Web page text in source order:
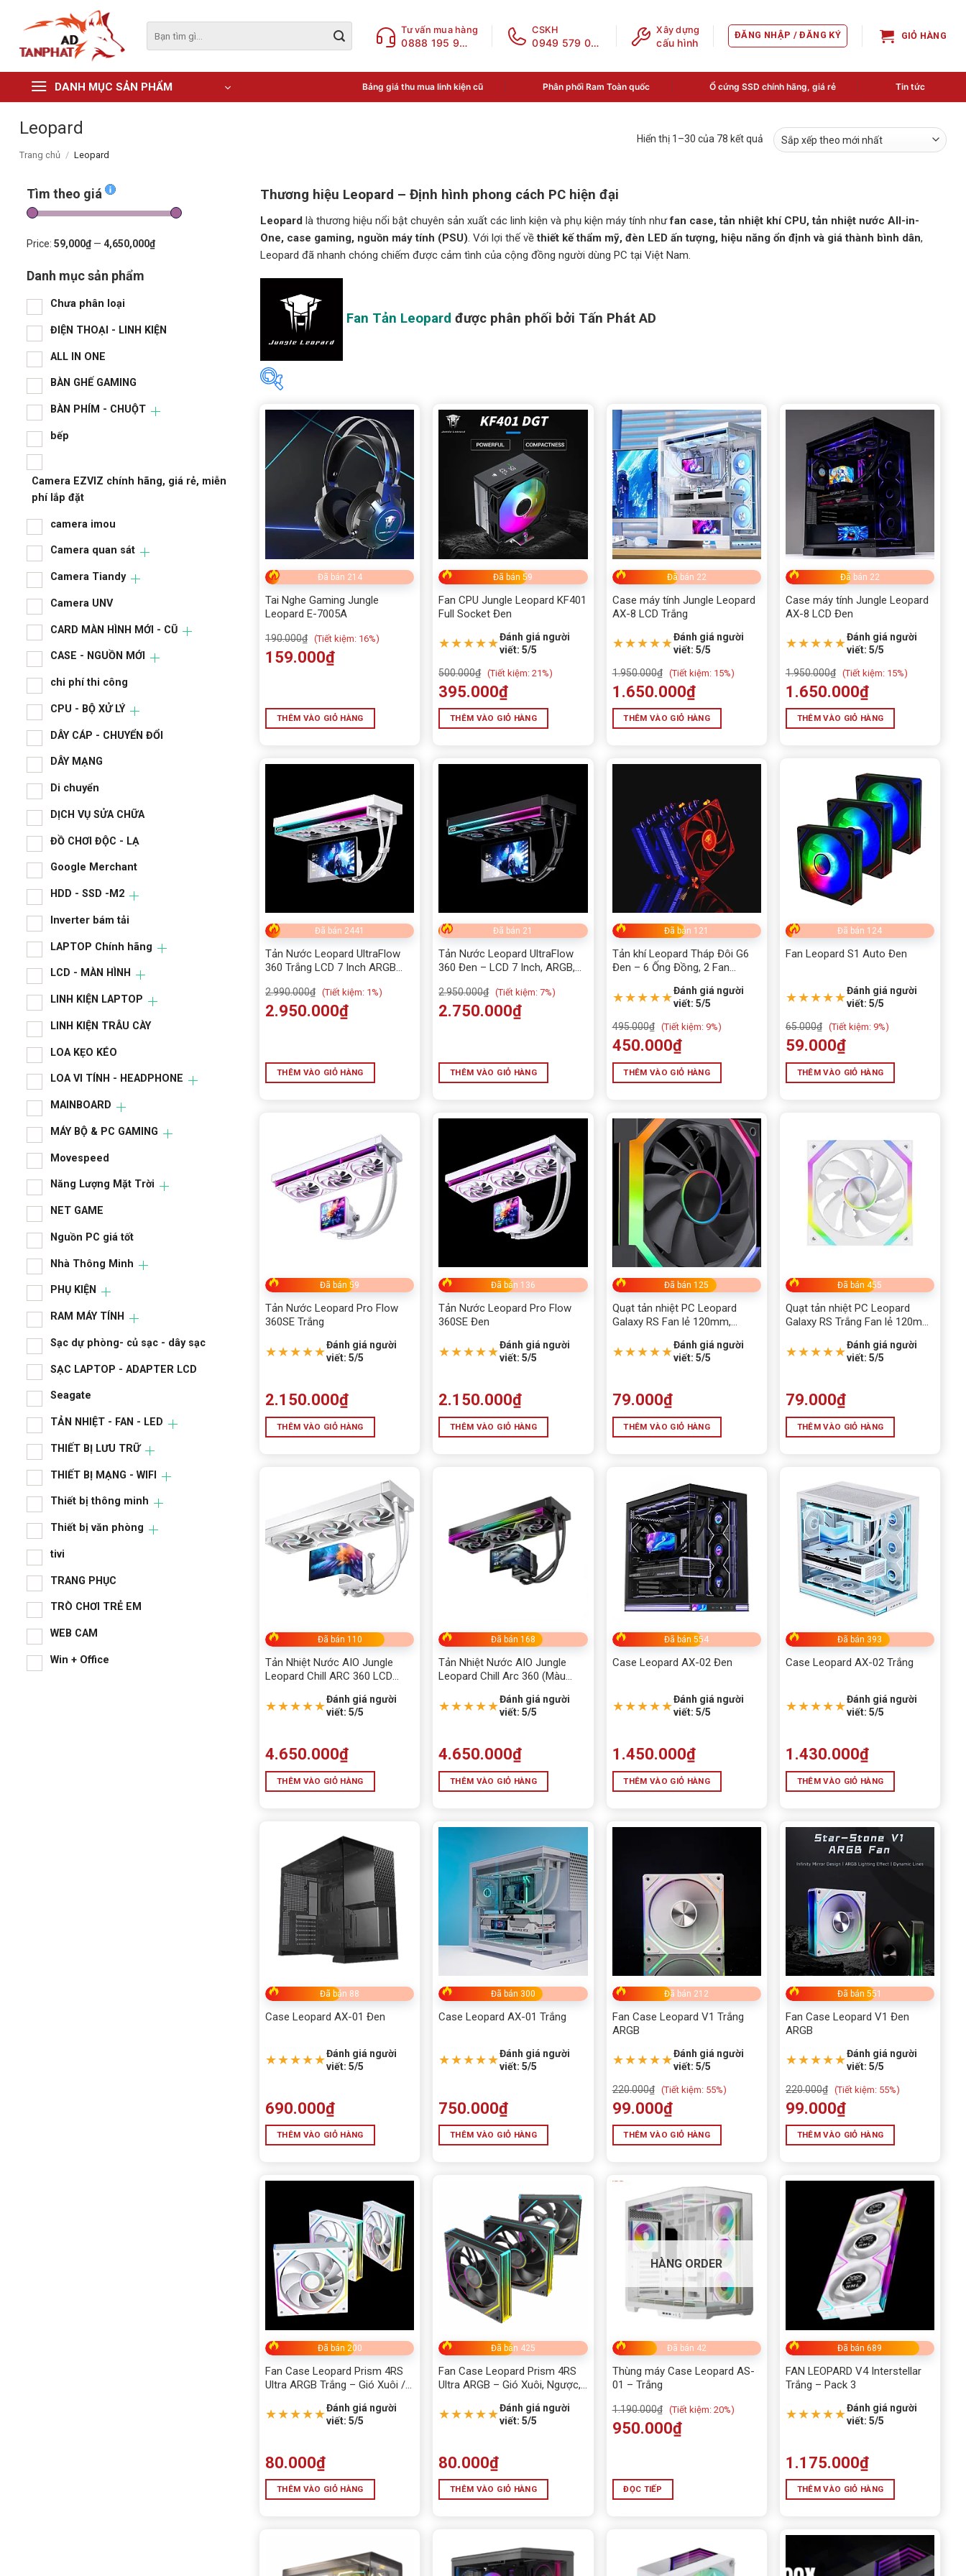
content
kiếm:
Tư vấn mua hàng
0888 195 969
CSKH
0949 579 078
Xây dựng
cấu hình
ĐĂNG NHẬP / ĐĂNG KÝ GIỎ HÀNG
DANH MỤC SẢN PHẨM Bảng giá thu mua linh kiện cũ Phân phối Ram Toàn quốc Ổ cứng SSD chính hãng, giá rẻ Tin tức
Leopard
Trang chủ / Leopard
Hiển thị 1–30 của 78 kết quảĐã
sắp
nhất
Tìm theo giá
Price: 59,000₫ — 4,650,000₫
Danh mục sản phẩm
Chưa phân loại
ĐIỆN THOẠI - LINH KIỆN
ALL IN ONE
BÀN GHẾ GAMING
BÀN PHÍM - CHUỘT
bếp
Camera EZVIZ chính hãng, giá rẻ, miễn
phí lắp đặt
camera imou
Camera quan sát
Camera Tiandy
Camera UNV
CARD MÀN HÌNH MỚI - CŨ
CASE - NGUỒN MỚI
chi phí thi công
CPU - BỘ XỬ LÝ
DÂY CÁP - CHUYỂN ĐỔI
DÂY MẠNG
Di chuyển
DỊCH VỤ SỬA CHỮA
ĐỒ CHƠI ĐỘC - LẠ
Google Merchant
HDD - SSD -M2
Inverter bám tải
LAPTOP Chính hãng
LCD - MÀN HÌNH
LINH KIỆN LAPTOP
LINH KIỆN TRÂU CÀY
LOA KẸO KÉO
LOA VI TÍNH - HEADPHONE
MAINBOARD
MÁY BỘ & PC GAMING
Movespeed
Năng Lượng Mặt Trời
NET GAME
Nguồn PC giá tốt
Nhà Thông Minh
PHỤ KIỆN
RAM MÁY TÍNH
Sạc dự phòng- củ sạc - dây sạc
SẠC LAPTOP - ADAPTER LCD
Seagate
TẢN NHIỆT - FAN - LED
THIẾT BỊ LƯU TRỮ
THIẾT BỊ MẠNG - WIFI
Thiết bị thông minh
Thiết bị văn phòng
tivi
TRANG PHỤC
TRÒ CHƠI TRẺ EM
WEB CAM
Win + Office
Thương hiệu Leopard – Định hình phong cách PC hiện đại
Leopard là thương hiệu nổi bật chuyên sản xuất các linh kiện và phụ kiện máy tính nhưfan case, tản nhiệt khí CPU, tản nhiệt nước All-in-
One, case gaming, nguồn máy tính (PSU). Với lợi thế vềthiết kế thẩm mỹ, đèn LED ấn tượng, hiệu năng ổn định và giá thành bình dân,
Leopard đã nhanh chóng chiếm được cảm tình của cộng đồng người dùng PC tại Việt Nam.
Fan Tản Leopard được phân phối bởi Tấn Phát AD
Tìm theo giá
59,000₫— 4,650,000₫
Danh mục sản phẩm
Chưa phân loại
ĐIỆN THOẠI - LINH KIỆN
ALL IN ONE
BÀN GHẾ GAMING
Camera EZVIZ chính hãng, giá rẻ, miễn
Camera quan sát
CARD MÀN HÌNH MỚI - CŨ
CASE - NGUỒN MỚI
chi phí thi công
DÂY CÁP - CHUYỂN ĐỔI
DÂY MẠNG
DỊCH VỤ SỬA CHỮA
Google Merchant
LAPTOP Chính hãng
LCD - MÀN HÌNH
LINH KIỆN LAPTOP
LINH KIỆN TRÂU CÀY
LOA VI TÍNH - HEADPHONE
MÁY BỘ & PC GAMING
Movespeed
Năng Lượng Mặt Trời
Nhà Thông Minh
PHỤ KIỆN
RAM MÁY TÍNH
Sạc dự phòng- củ sạc - dây sạc
TẢN NHIỆT - FAN - LED
THIẾT BỊ LƯU TRỮ
Thiết bị thông minh
tivi
TRANG PHỤC
TRÒ CHƠI TRẺ EM
WEB CAM
Win + Office
Đã bán 214
Tai Nghe Gaming Jungle
Leopard E-7005A
190.000₫ (Tiết kiệm: 16%)
159.000₫
THÊM VÀO GIỎ HÀNG
Đã bán 59
Fan CPU Jungle Leopard KF401
Full Socket Đen
★★★★★Đánh giá người
viết: 5/5
500.000₫ (Tiết kiệm: 21%)
395.000₫
THÊM VÀO GIỎ HÀNG
Đã bán 22
Case máy tính Jungle Leopard
AX-8 LCD Trắng
★★★★★Đánh giá người
viết: 5/5
1.950.000₫ (Tiết kiệm: 15%)
1.650.000₫
THÊM VÀO GIỎ HÀNG
Đã bán 22
Case máy tính Jungle Leopard
AX-8 LCD Đen
★★★★★Đánh giá người
viết: 5/5
1.950.000₫ (Tiết kiệm: 15%)
1.650.000₫
THÊM VÀO GIỎ HÀNG
Đã bán 2441
Tản Nước Leopard UltraFlow
360 Trắng LCD 7 Inch ARGB
2.990.000₫ (Tiết kiệm: 1%)
2.950.000₫
THÊM VÀO GIỎ HÀNG
Đã bán 21
Tản Nước Leopard UltraFlow
360 Đen – LCD 7 Inch, ARGB,
2.950.000₫ (Tiết kiệm: 7%)
2.750.000₫
THÊM VÀO GIỎ HÀNG
Đã bán 121
Tản khí Leopard Tháp Đôi G6
Đen – 6 Ống Đồng, 2 Fan
★★★★★Đánh giá người
viết: 5/5
495.000₫ (Tiết kiệm: 9%)
450.000₫
THÊM VÀO GIỎ HÀNG
Đã bán 124
Fan Leopard S1 Auto Đen
★★★★★Đánh giá người
viết: 5/5
65.000₫ (Tiết kiệm: 9%)
59.000₫
THÊM VÀO GIỎ HÀNG
Đã bán 59
Tản Nước Leopard Pro Flow
360SE Trắng
★★★★★Đánh giá người
viết: 5/5
2.150.000₫
THÊM VÀO GIỎ HÀNG
Đã bán 136
Tản Nước Leopard Pro Flow
360SE Đen
★★★★★Đánh giá người
viết: 5/5
2.150.000₫
THÊM VÀO GIỎ HÀNG
Đã bán 125
Quạt tản nhiệt PC Leopard
Galaxy RS Fan lẻ 120mm,
★★★★★Đánh giá người
viết: 5/5
79.000₫
THÊM VÀO GIỎ HÀNG
Đã bán 455
Quạt tản nhiệt PC Leopard
Galaxy RS Trắng Fan lẻ 120mm,
★★★★★Đánh giá người
viết: 5/5
79.000₫
THÊM VÀO GIỎ HÀNG
Đã bán 110
Tản Nhiệt Nước AIO Jungle
Leopard Chill ARC 360 LCD
★★★★★Đánh giá người
viết: 5/5
4.650.000₫
THÊM VÀO GIỎ HÀNG
Đã bán 168
Tản Nhiệt Nước AIO Jungle
Leopard Chill Arc 360 (Màu
★★★★★Đánh giá người
viết: 5/5
4.650.000₫
THÊM VÀO GIỎ HÀNG
Đã bán 554
Case Leopard AX-02 Đen
★★★★★Đánh giá người
viết: 5/5
1.450.000₫
THÊM VÀO GIỎ HÀNG
Đã bán 393
Case Leopard AX-02 Trắng
★★★★★Đánh giá người
viết: 5/5
1.430.000₫
THÊM VÀO GIỎ HÀNG
Đã bán 88
Case Leopard AX-01 Đen
★★★★★Đánh giá người
viết: 5/5
690.000₫
THÊM VÀO GIỎ HÀNG
Đã bán 300
Case Leopard AX-01 Trắng
★★★★★Đánh giá người
viết: 5/5
750.000₫
THÊM VÀO GIỎ HÀNG
Đã bán 212
Fan Case Leopard V1 Trắng
ARGB
★★★★★Đánh giá người
viết: 5/5
220.000₫ (Tiết kiệm: 55%)
99.000₫
THÊM VÀO GIỎ HÀNG
Đã bán 551
Fan Case Leopard V1 Đen
ARGB
★★★★★Đánh giá người
viết: 5/5
220.000₫ (Tiết kiệm: 55%)
99.000₫
THÊM VÀO GIỎ HÀNG
Đã bán 200
Fan Case Leopard Prism 4RS
Ultra ARGB Trắng – Gió Xuôi /
Nhiệt Cực Đỉnh
★★★★★Đánh giá người
viết: 5/5
80.000₫
THÊM VÀO GIỎ HÀNG
Đã bán 425
Fan Case Leopard Prism 4RS
Ultra ARGB – Gió Xuôi, Ngược,
★★★★★Đánh giá người
viết: 5/5
80.000₫
THÊM VÀO GIỎ HÀNG
HÀNG ORDER
Đã bán 42
Thùng máy Case Leopard AS-
01 – Trắng
1.190.000₫ (Tiết kiệm: 20%)
950.000₫
ĐỌC TIẾP
Đã bán 689
FAN LEOPARD V4 Interstellar
Trắng – Pack 3
★★★★★Đánh giá người
viết: 5/5
1.175.000₫
THÊM VÀO GIỎ HÀNG